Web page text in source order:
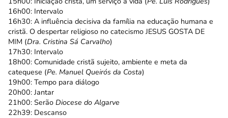
16h00: Intervalo
16h30: A influência decisiva da família na educação humana e
cristã. O despertar religioso no catecismo JESUS GOSTA DE
MIM (Dra. Cristina Sá Carvalho)
17h30: Intervalo
18h00: Comunidade cristã sujeito, ambiente e meta da
catequese (Pe. Manuel Queirós da Costa)
19h00: Tempo para diálogo
20h00: Jantar
21h00: Serão Diocese do Algarve
22h39: Descanso